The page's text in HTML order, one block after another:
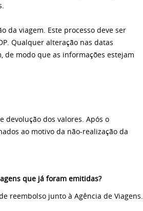
da viagem. Este processo deve ser
Qualquer alteração nas datas
de modo que as informações estejam
devolução dos valores. Após o
ao motivo da não-realização da
que já foram emitidas?
reembolso junto à Agência de Viagens.